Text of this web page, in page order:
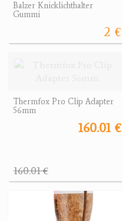
Balzer Knicklichthalter
Gummi
2 €
Thermfox Pro Clip Adapter
56mm
160.01 €
160.01 €